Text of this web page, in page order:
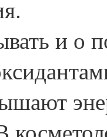
и о